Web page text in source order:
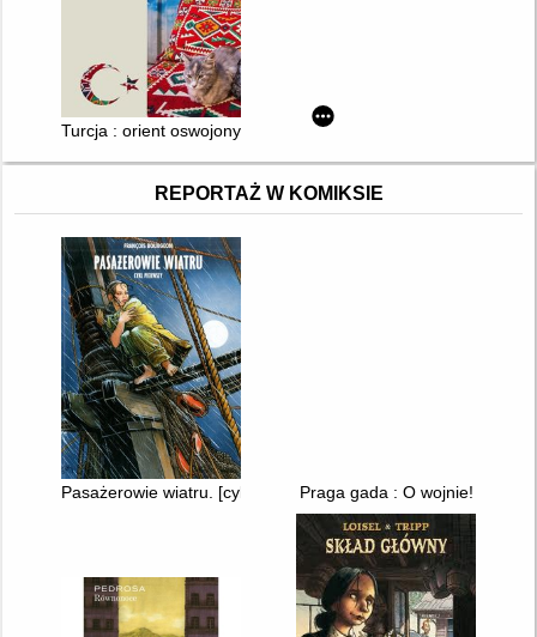
Turcja : orient oswojony
REPORTAŻ W KOMIKSIE
Pasażerowie wiatru. [cykl 1] Praga gada : O wojnie!